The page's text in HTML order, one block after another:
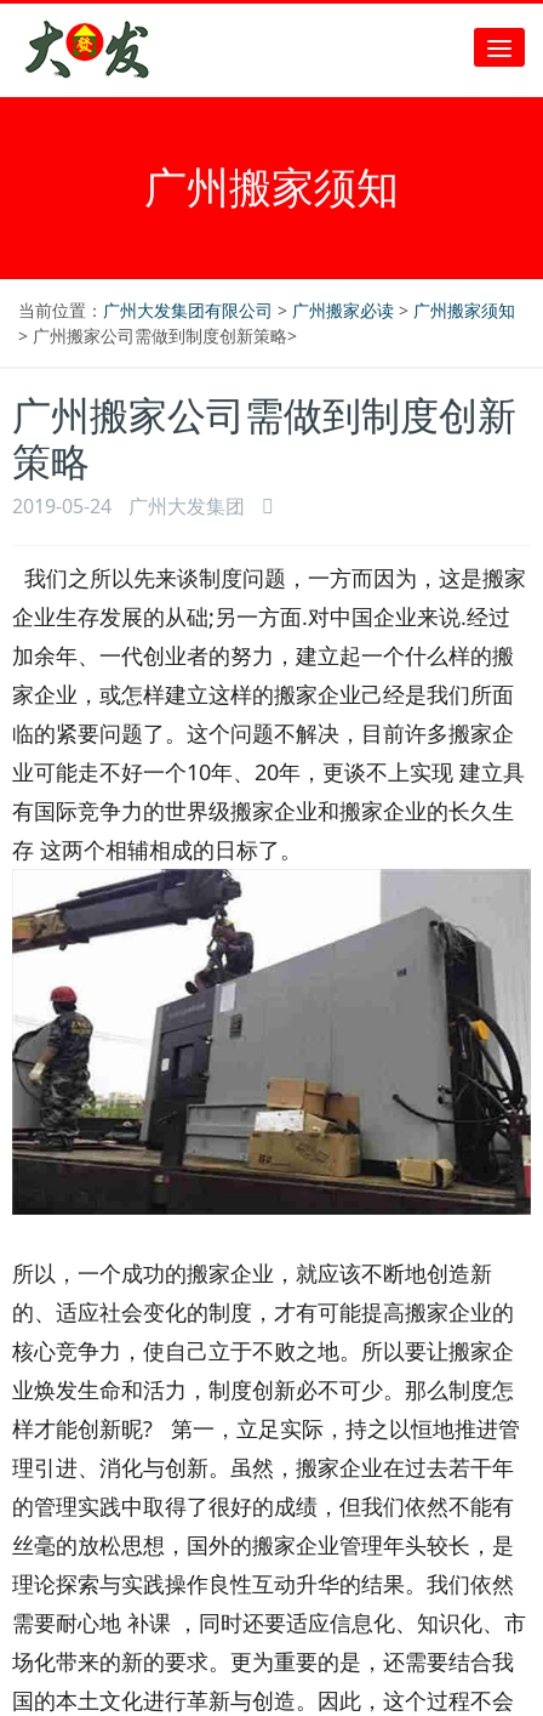
广州搬家须知
当前位置： 广州大发集团有限公司 > 广州搬家必读 > 广州搬家须知
> 广州搬家公司需做到制度创新策略>
广州搬家公司需做到制度创新
策略
2019-05-24 广州大发集团
我们之所以先来谈制度问题，一方而因为，这是搬家
企业生存发展的从础;另一方面.对中国企业来说.经过
加余年、一代创业者的努力，建立起一个什么样的搬
家企业，或怎样建立这样的搬家企业己经是我们所面
临的紧要问题了。这个问题不解决，目前许多搬家企
业可能走不好一个10年、20年，更谈不上实现 建立具
有国际竞争力的世界级搬家企业和搬家企业的长久生
存 这两个相辅相成的日标了。
所以，一个成功的搬家企业，就应该不断地创造新
的、适应社会变化的制度，才有可能提高搬家企业的
核心竞争力，使自己立于不败之地。所以要让搬家企
业焕发生命和活力，制度创新必不可少。那么制度怎
样才能创新昵? 第一，立足实际，持之以恒地推进管
理引进、消化与创新。虽然，搬家企业在过去若干年
的管理实践中取得了很好的成绩，但我们依然不能有
丝毫的放松思想，国外的搬家企业管理年头较长，是
理论探索与实践操作良性互动升华的结果。我们依然
需要耐心地 补课 ，同时还要适应信息化、知识化、市
场化带来的新的要求。更为重要的是，还需要结合我
国的本土文化进行革新与创造。因此，这个过程不会